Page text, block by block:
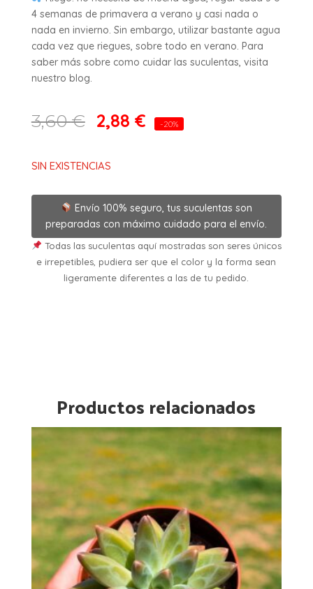
4 semanas de primavera a verano y casi nada o
nada en invierno. Sin embargo, utilizar bastante agua
cada vez que riegues, sobre todo en verano. Para
saber más sobre como cuidar las suculentas, visita
nuestro blog.
3,60€ 2,88 € -20%
SIN EXISTENCIAS
Envío 100% seguro, tus suculentas son
preparadas con máximo cuidado para el envío.
Todas las suculentas aquí mostradas son seres únicos
e irrepetibles, pudiera ser que el color y la forma sean
ligeramente diferentes a las de tu pedido.
Productos relacionados